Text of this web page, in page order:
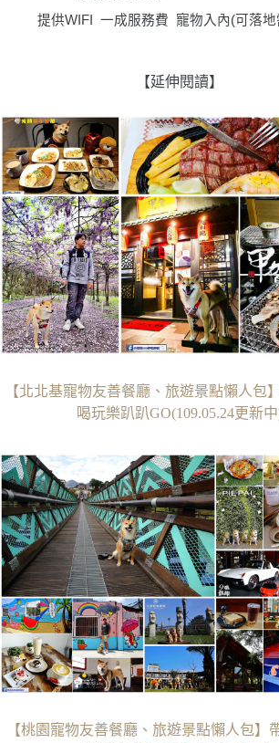
提供WIFI 一成服務費寵物入內(可落
【延伸閱讀】
【北北基寵物友善餐廳、旅遊景點懶人包
喝玩樂趴趴GO(109.05.24更新
【桃園寵物友善餐廳、旅遊景點懶人包】